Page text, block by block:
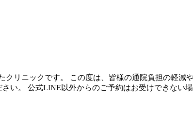
リニックです。 この度は、皆様の通院負担の軽減
い。 公式LINE以外からのご予約はお受けできない